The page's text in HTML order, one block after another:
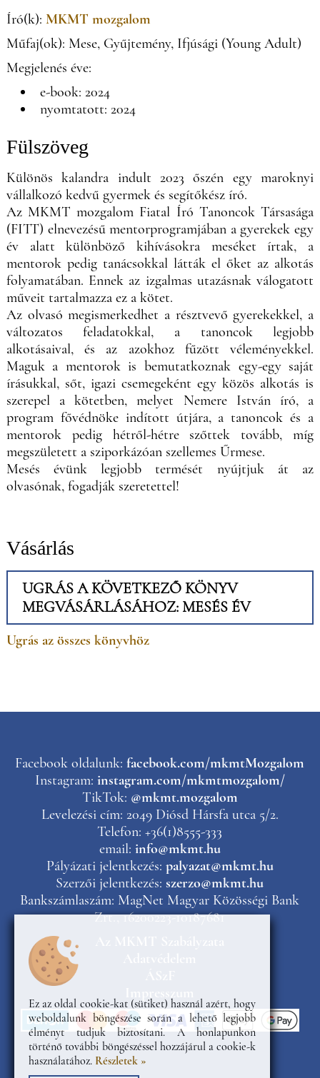
Ez az oldal cookie-kat (sütiket) használ azért, hogy
weboldalunk böngészése során a lehető legjobb
élményt tudjuk biztosítani. A honlapunkon
történő további böngészéssel hozzájárul a cookie-k
használatához. Részletek »
Író(k): MKMT mozgalom
Műfaj(ok): Mese, Gyűjtemény, Ifjúsági (Young Adult)
Megjelenés éve:
e-book: 2024
nyomtatott: 2024
Fülszöveg
Különös kalandra indult 2023 őszén egy maroknyi
vállalkozó kedvű gyermek és segítőkész író.
Az MKMT mozgalom Fiatal Író Tanoncok Társasága
(FITT) elnevezésű mentorprogramjában a gyerekek egy
év alatt különböző kihívásokra meséket írtak, a
mentorok pedig tanácsokkal látták el őket az alkotás
folyamatában. Ennek az izgalmas utazásnak válogatott
műveit tartalmazza ez a kötet.
Az olvasó megismerkedhet a résztvevő gyerekekkel, a
változatos feladatokkal, a tanoncok legjobb
alkotásaival, és az azokhoz fűzött véleményekkel.
Maguk a mentorok is bemutatkoznak egy-egy saját
írásukkal, sőt, igazi csemegeként egy közös alkotás is
szerepel a kötetben, melyet Nemere István író, a
program fővédnöke indított útjára, a tanoncok és a
mentorok pedig hétről-hétre szőttek tovább, míg
megszületett a sziporkázóan szellemes Űrmese.
Mesés évünk legjobb termését nyújtjuk át az
olvasónak, fogadják szeretettel!
Vásárlás
UGRÁS A KÖVETKEZŐ KÖNYV
MEGVÁSÁRLÁSÁHOZ: MESÉS ÉV
Ugrás az összes könyvhöz
Facebook oldalunk:facebook.com/mkmtMozgalom
Instagram: instagram.com/mkmtmozgalom/
TikTok: @mkmt.mozgalom
Levelezési cím: 2049 Diósd Hársfa utca 5/2.
Telefon: +36(1)8555-333
email: info@mkmt.hu
Pályázati jelentkezés: palyazat@mkmt.hu
Szerzői jelentkezés:szerzo@mkmt.hu
Bankszámlaszám: MagNet Magyar Közösségi Bank
Zrt., 16200223-10187681